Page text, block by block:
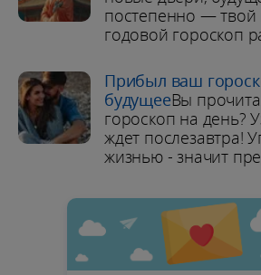
постепенно — твой
годовой гороскоп
Прибыл ваш
будущееВы
гороскоп на день?
ждет послезавтра!
жизнью - значит